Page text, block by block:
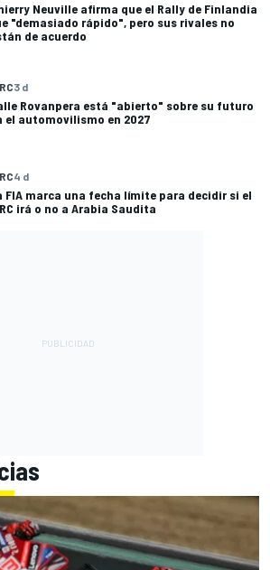
Neuville afirma que el Rally de Finlandia
"demasiado rápido", pero sus rivales no
de acuerdo
3 d
Rovanpera está "abierto" sobre su futuro
el automovilismo en 2027
4 d
FIA marca una fecha límite para decidir si el
irá o no a Arabia Saudita